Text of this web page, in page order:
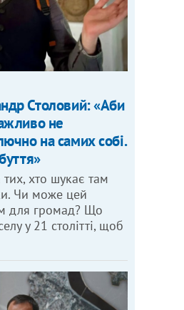
Столовий: «Аби
не
на самих собі.
тих, хто шукає там
Чи може цей
для громад? Що
у 21 столітті, щоб